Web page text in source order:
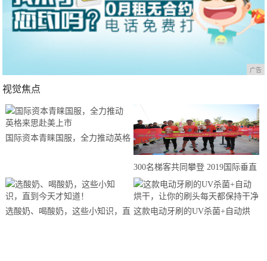
广告
视觉焦点
国际资本青睐国服，全力推动英格
300名梯客共同攀登 2019国际垂直
马拉松超级精英赛顺德海骏达中心
站欢乐开跑
选酸奶、喝酸奶，这些小知识，直 这款电动牙刷的UV杀菌+自动烘